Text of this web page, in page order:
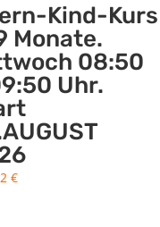
Kind-Kurs
Monate.
08:50
Uhr.
€